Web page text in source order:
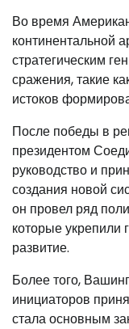
Во время
континентальной
стратегическим
сражения, такие
истоков
После победы в
президентом
руководство и
создания новой
он провел ряд
которые укрепили
развитие.
Более того,
инициаторов
стала основным